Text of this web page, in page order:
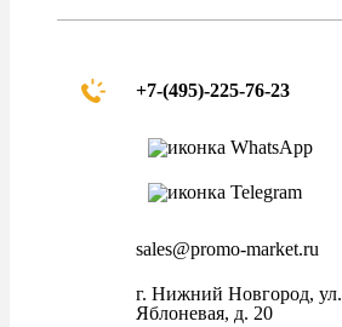
+7-(495)-225-76-23
sales@promo-market.ru
г. Нижний Новгород, ул.
Яблоневая, д. 20